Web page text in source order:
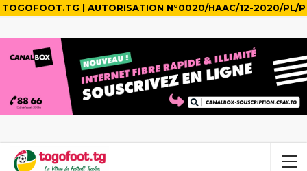
TOGOFOOT.TG | AUTORISATION N°0020/HAAC/12-2020/PL/P